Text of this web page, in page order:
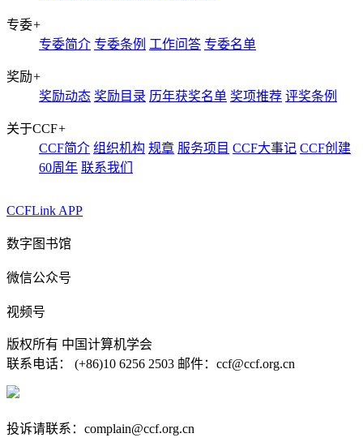
专委+
专委简介 专委条例 工作问答 专委名单
奖励+
奖励动态 奖励目录 历年获奖名单 奖项推荐 评奖条例
关于CCF+
CCF简介 组织机构 规章 服务项目 CCF大事记 CCF创建
60周年 联系我们
CCFLink APP
数字图书馆
微信公众号
视频号
版权所有 中国计算机学会
联系电话： (+86)10 6256 2503 邮件：ccf@ccf.org.cn
投诉请联系：complain@ccf.org.cn